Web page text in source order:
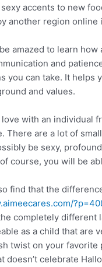
accents to new
another region
amazed to learn
and
you can take. It helps
and values.
with an individual
There are a lot of
be sexy,
course, you will be
find that the
completely different
as a child that are
twist on your favorite
doesn’t celebrate